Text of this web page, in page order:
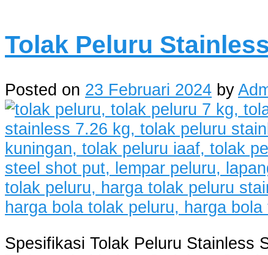
Tolak Peluru
Posted on 23 Februari 2024 by
Spesifikasi Tolak Peluru Stainless